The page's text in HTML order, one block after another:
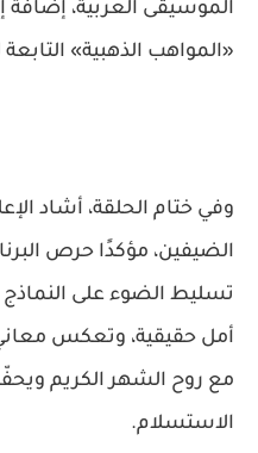
الموسيقى العربية، إضافة
«المواهب الذهبية» التابعة
وفي ختام الحلقة، أشاد
الضيفين، مؤكدًا حرص
تسليط الضوء على
أمل حقيقية، وتعكس معاني
مع روح الشهر الكريم
الاستسلام.